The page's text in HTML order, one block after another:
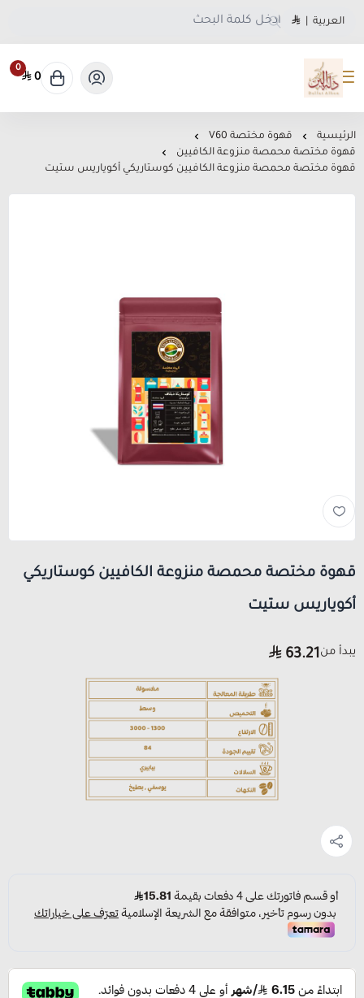
العربية
متجر دلة البن
0
0
الرئيسية
قهوة مختصة V60
قهوة مختصة محمصة منزوعة الكافيين
قهوة مختصة محمصة منزوعة الكافيين كوستاريكي أكوياريس ستيت
قهوة مختصة محمصة منزوعة الكافيين كوستاريكي
أكوياريس ستيت
يبدأ من63.21